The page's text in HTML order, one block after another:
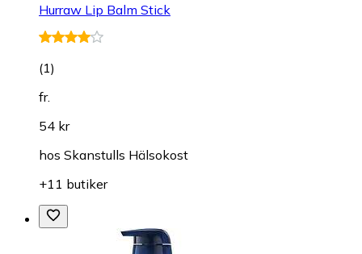
Hurraw Lip Balm Stick
(1)
fr.
54 kr
hos Skanstulls Hälsokost
+11 butiker